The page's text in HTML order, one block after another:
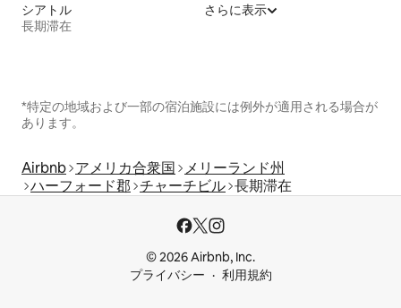
シアトル
長期滞在
さらに表示
*特定の地域および一部の宿泊施設には例外が適用される場合が
あります。
Airbnb アメリカ合衆国
メリーランド州
ハーフォード郡 チャーチビル 長期滞在
© 2026 Airbnb, Inc.
プライバシー
利用規約